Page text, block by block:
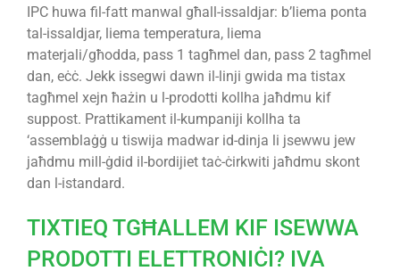
IPC huwa fil-fatt manwal għall-issaldjar: b’liema ponta
tal-issaldjar, liema temperatura, liema
materjali/għodda, pass 1 tagħmel dan, pass 2 tagħmel
dan, eċċ. Jekk issegwi dawn il-linji gwida ma tistax
tagħmel xejn ħażin u l-prodotti kollha jaħdmu kif
suppost. Prattikament il-kumpaniji kollha ta
‘assemblaġġ u tiswija madwar id-dinja li jsewwu jew
jaħdmu mill-ġdid il-bordijiet taċ-ċirkwiti jaħdmu skont
dan l-istandard.
TIXTIEQ TGĦALLEM KIF ISEWWA
PRODOTTI ELETTRONIĊI? IVA